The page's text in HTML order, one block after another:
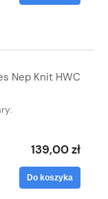
Nep Knit HWC
139,00 zł
Do koszyka